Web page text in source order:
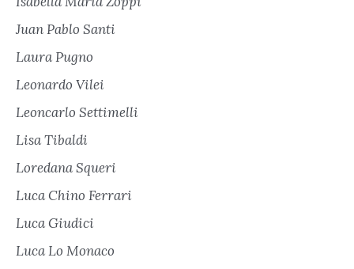
Juan Pablo Santi
Laura Pugno
Leonardo Vilei
Leoncarlo Settimelli
Lisa Tibaldi
Loredana Squeri
Luca Chino Ferrari
Luca Giudici
Luca Lo Monaco